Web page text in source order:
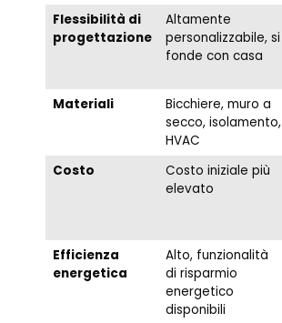
Flessibilità di
progettazione
Altamente
personalizzabile, si
fonde con casa
Materiali
Bicchiere, muro a
secco, isolamento,
HVAC
Costo
Costo iniziale più
elevato
Efficienza
energetica
Alto, funzionalità
di risparmio
energetico
disponibili